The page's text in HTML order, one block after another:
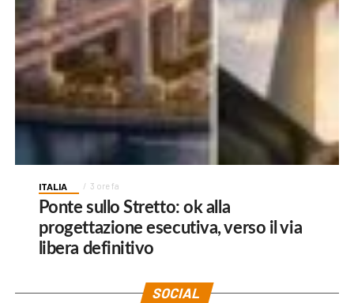
ITALIA 3 ore fa
Ponte sullo Stretto: ok alla
progettazione esecutiva, verso il via
libera definitivo
SOCIAL